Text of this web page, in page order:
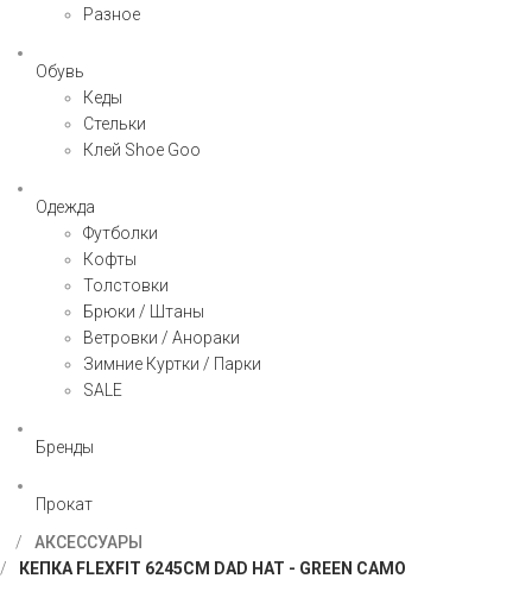
Разное
Обувь
Кеды
Стельки
Клей Shoe Goo
Одежда
Футболки
Кофты
Толстовки
Брюки / Штаны
Ветровки / Анораки
Зимние Куртки / Парки
SALE
Бренды
Прокат
АКСЕССУАРЫ
КЕПКА FLEXFIT 6245CM DAD HAT - GREEN CAMO